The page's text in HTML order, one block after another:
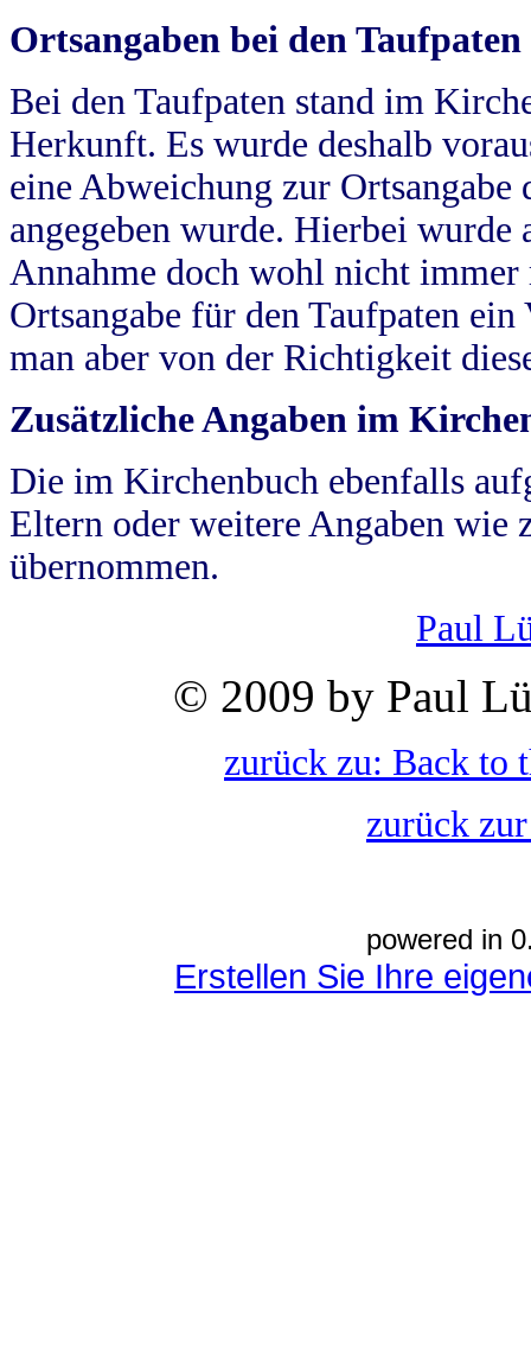
Ortsangaben bei den Taufpaten
Bei den Taufpaten stand im
Herkunft. Es wurde deshalb
eine Abweichung zur
angegeben wurde. Hierbei wurde
Annahme doch wohl nicht
Ortsangabe für den Taufpaten
man aber von der Richtigkeit
Zusätzliche Angaben im
Die im Kirchenbuch ebenfalls
Eltern oder weitere Angaben wie
übernommen.
Paul
© 2009 by Paul
zurück zu: Back to
zurück
powered in
Erstellen Sie Ihre